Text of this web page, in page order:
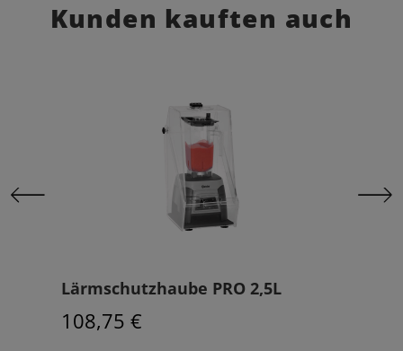
Kunden kauften auch
Lärmschutzhaube PRO 2,5L
108,75 €